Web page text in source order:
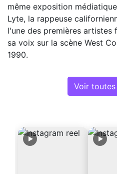
même exposition
Lyte, la rappeuse
l'une des premières artistes
sa voix sur la scène West
1990.
Voir